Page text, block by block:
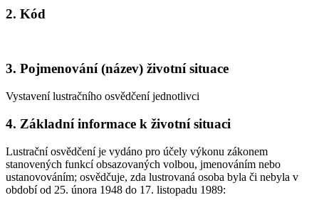
2. Kód
3. Pojmenování (název) životní situace
Vystavení lustračního osvědčení jednotlivci
4. Základní informace k životní situaci
Lustrační osvědčení je vydáno pro účely výkonu zákonem
stanovených funkcíobsazovaných volbou, jmenováním nebo
ustanovováním; osvědčuje, zda lustrovaná osoba byla či nebyla v
období od 25. února 1948 do 17. listopadu 1989: